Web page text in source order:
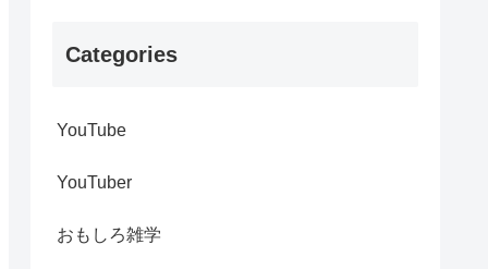
Categories
YouTube
YouTuber
おもしろ雑学